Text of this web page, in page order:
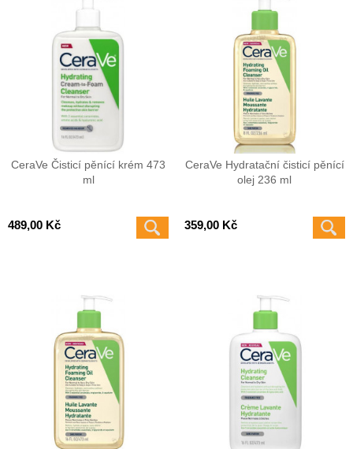
CeraVe Čisticí pěnící krém 473
ml
489,00 Kč
CeraVe Hydratační čisticí pěnící
olej 236 ml
359,00 Kč